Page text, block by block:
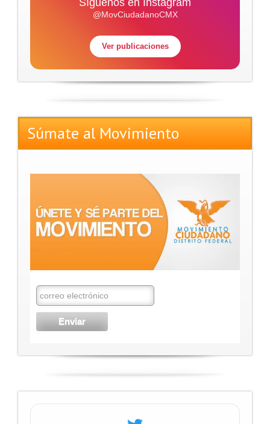
@MovCiudadanoCMX
Ver publicaciones
Súmate al Movimiento